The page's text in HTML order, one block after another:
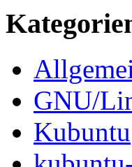
GNU/
Kubuntu